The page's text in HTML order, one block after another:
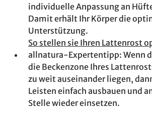
individuelle Anpassung an
Damit erhält Ihr Körper die
Unterstützung.
So stellen sie Ihren Lattenrost
allnatura-Expertentipp: Wenn
die Beckenzone Ihres
zu weit auseinander liegen,
Leisten einfach ausbauen und
Stelle wieder einsetzen.